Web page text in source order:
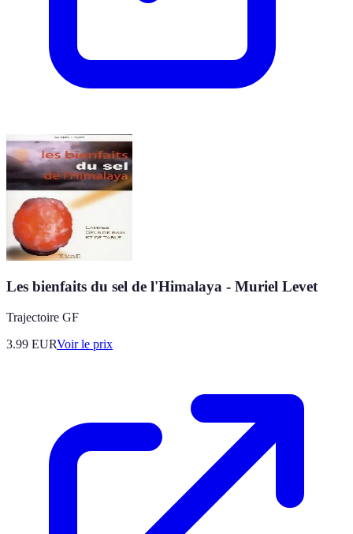
Les bienfaits du sel de l'Himalaya - Muriel Levet
Trajectoire GF
3.99 EURVoir le prix